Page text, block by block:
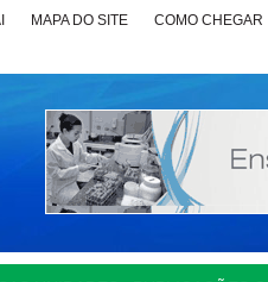
MAPA DO SITE COMO CHEGAR